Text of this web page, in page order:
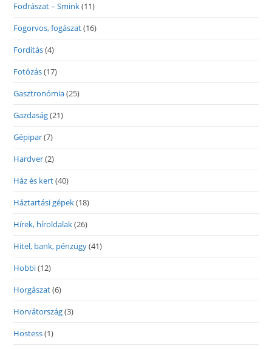
Fodrászat – Smink(11)
Fogorvos, fogászat(16)
Fordítás(4)
Fotózás(17)
Gasztronómia(25)
Gazdaság(21)
Gépipar(7)
Hardver(2)
Ház és kert(40)
Háztartási gépek(18)
Hírek, híroldalak(26)
Hitel, bank, pénzügy(41)
Hobbi(12)
Horgászat(6)
Horvátország(3)
Hostess(1)